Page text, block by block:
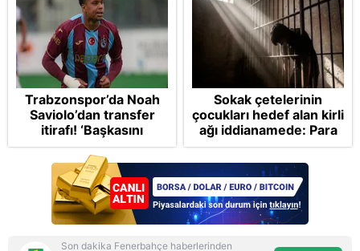
Trabzonspor’da Noah
Saviolo’dan transfer
itirafı! ‘Başkasını
izlemeye geldi’
Sokak çetelerinin
çocukları hedef alan kirli
ağı iddianamede: Para
vaat ettiler oyunlardan
talimat verdiler
Son dakika Fenerbahçe haberlerinden